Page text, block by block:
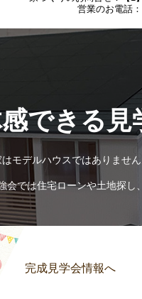
営業のお電話
できる
はモデルハウスではありませ
会では住宅ローンや土地探
完成見学会情報へ